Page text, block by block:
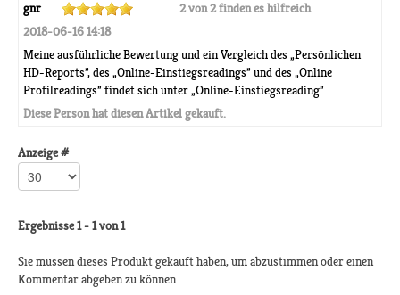
gnr
2 von 2 finden es hilfreich
2018-06-16 14:18
Meine ausführliche Bewertung und ein Vergleich des „Persönlichen
HD-Reports”, des „Online-Einstiegsreadings” und des „Online
Profilreadings” findet sich unter „Online-Einstiegsreading”
Diese Person hat diesen Artikel gekauft.
Anzeige #
Ergebnisse 1 - 1 von 1
Sie müssen dieses Produkt gekauft haben, um abzustimmen oder einen
Kommentar abgeben zu können.